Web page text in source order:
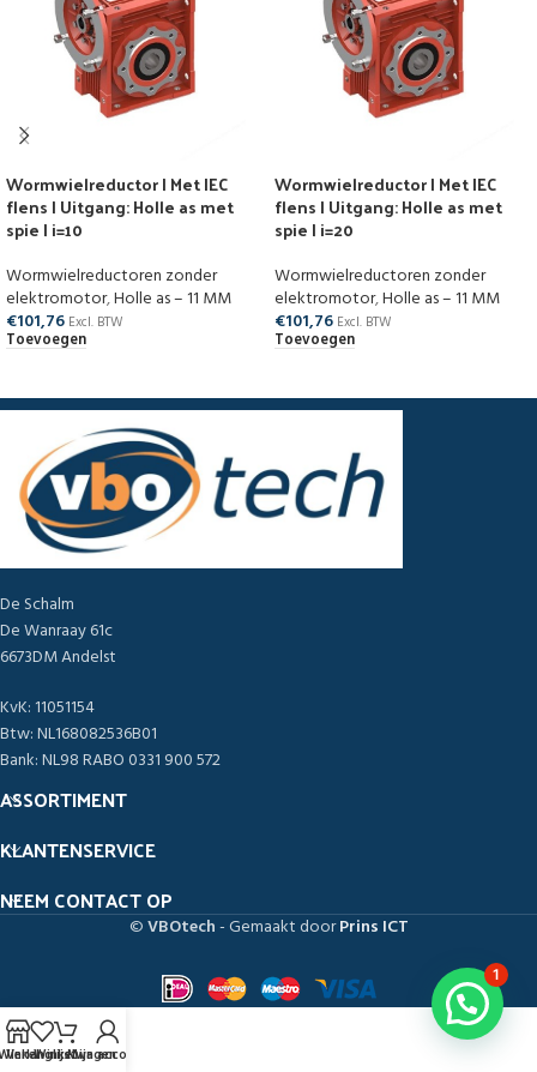
Wormwielreductor | Met IEC
flens | Uitgang: Holle as met
spie | i=10
Wormwielreductoren zonder
elektromotor,Holle as – 11 MM
€101,76 Excl. BTW
Toevoegen
Wormwielreductor | Met IEC
flens | Uitgang: Holle as met
spie | i=20
Wormwielreductoren zonder
elektromotor,Holle as – 11 MM
€101,76 Excl. BTW
Toevoegen
De Schalm
De Wanraay 61c
6673DM Andelst
KvK: 11051154
Btw: NL168082536B01
Bank: NL98 RABO 0331 900 572
ASSORTIMENT
KLANTENSERVICE
NEEM CONTACT OP
©VBOtech- Gemaakt doorPrins ICT
Verlanglijst
Winkelwagen
Mijn account
1